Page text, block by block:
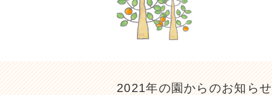
2021年の園からのお知らせ